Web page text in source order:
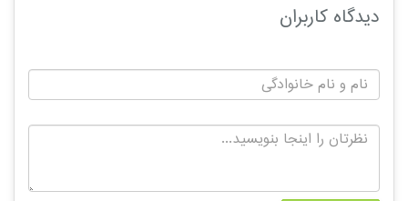
دیدگاه کاربران